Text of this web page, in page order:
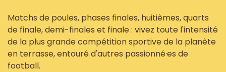
Matchs de poules, phases finales, huitièmes, quarts
de finale, demi-finales et finale : vivez toute l'intensité
de la plus grande compétition sportive de la planète
en terrasse, entouré d'autres passionné·es de
football.